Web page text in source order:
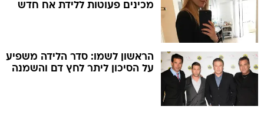
מכינים פעוטות ללידת אח חדש
הראשון לשמו: סדר הלידה משפיע
על הסיכון ליתר לחץ דם והשמנה